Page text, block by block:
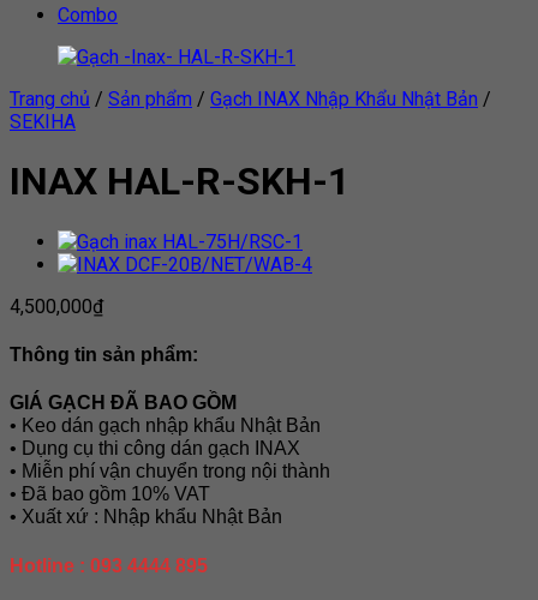
Combo
Trang chủ / Sản phẩm / Gạch INAX Nhập Khẩu Nhật Bản /
SEKIHA
INAX HAL-R-SKH-1
4,500,000₫
Thông tin sản phẩm:
GIÁ GẠCH ĐÃ BAO GỒM
• Keo dán gạch nhập khẩu Nhật Bản
• Dụng cụ thi công dán gạch INAX
• Miễn phí vận chuyển trong nội thành
• Đã bao gồm 10% VAT
• Xuất xứ : Nhập khẩu Nhật Bản
Hotline : 093 4444 895